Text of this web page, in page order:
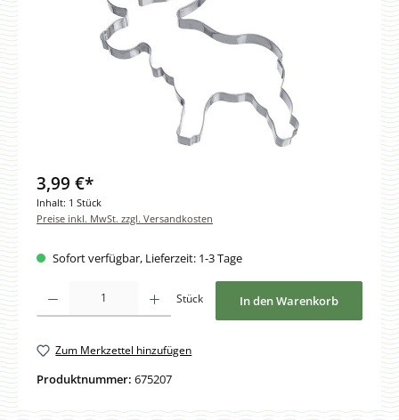
3,99 €*
Inhalt: 1 Stück
Preise inkl. MwSt. zzgl. Versandkosten
Sofort verfügbar, Lieferzeit: 1-3 Tage
Produkt Anzahl: Gib den gewünschten Wert ein oder benutze die
Stück In den Warenkorb
Zum Merkzettel hinzufügen
Produktnummer: 675207